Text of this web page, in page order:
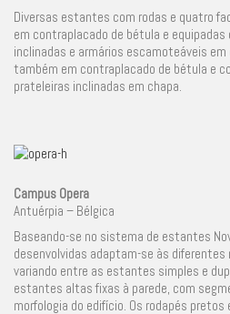
Diversas estantes com rodas e quatro
em contraplacado de bétula e equipadas
inclinadas e armários escamoteáveis em
também em contraplacado de bétula e
prateleiras inclinadas em chapa.
Campus Opera
Antuérpia – Bélgica
Baseando-se no sistema de estantes
desenvolvidas adaptam-se às
variando entre as estantes simples e
estantes altas fixas à parede, com
morfologia do edifício. Os rodapés pretos